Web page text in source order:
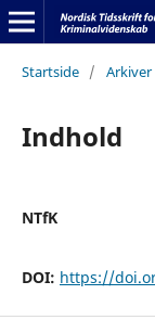
Startside / Arkiver
Indhold
NTfK
DOI: https://